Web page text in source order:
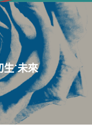
˙未來
關於我們
學院簡介
相關法規
團隊成員
領域專長
24hrs D
業務單位
創新教育中心
創新領域學士學位學程
創意創業學分學程
領導學分學程
相關計畫
跟著董總實習
企業出題X臺大解題
探索學習計畫
相關表單
D電子報
EN